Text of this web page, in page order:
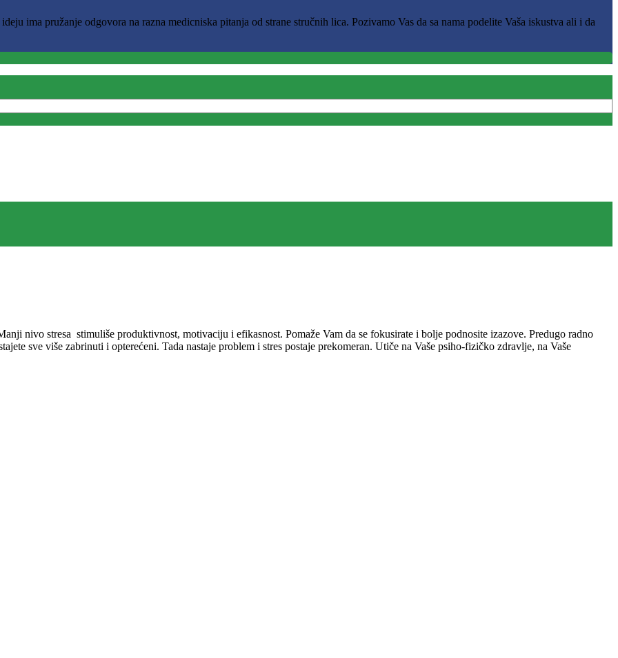
ima pružanje odgovora na razna medicniska pitanja od strane stručnih lica. Pozivamo Vas da sa nama podelite Vaša iskustva ali i da
nivo stresa stimuliše produktivnost, motivaciju i efikasnost. Pomaže Vam da se fokusirate i bolje podnosite izazove. Predugo radno
sve više zabrinuti i opterećeni. Tada nastaje problem i stres postaje prekomeran. Utiče na Vaše psiho-fizičko zdravlje, na Vaše